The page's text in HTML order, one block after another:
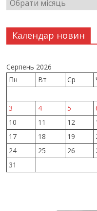
Календар новин
Серпень 2026
Пн
Вт Ср
3
4 5
10
11 12
17
18 19
24
25 26
31